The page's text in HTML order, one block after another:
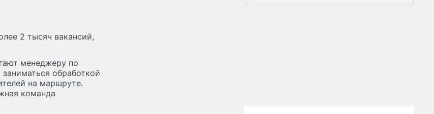
2 тысяч вакансий,
менеджеру по
обработкой
на маршруте.
команда